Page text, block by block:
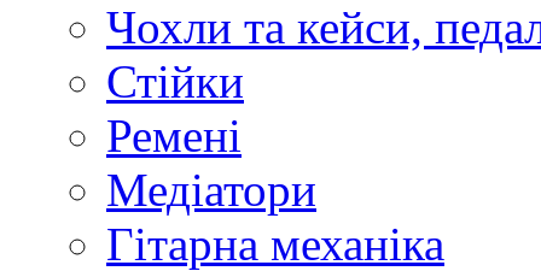
Чохли та кейси,
Стійки
Ремені
Медіатори
Гітарна механіка